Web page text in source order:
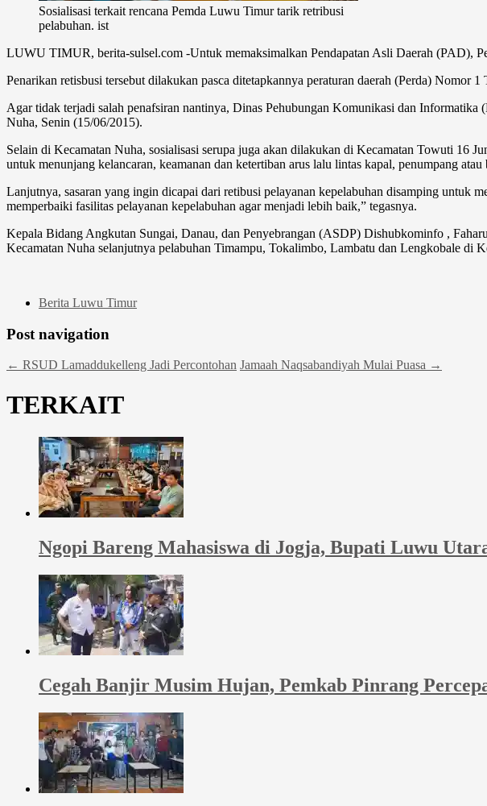
Sosialisasi terkait rencana Pemda Luwu Timur tarik retribusi
pelabuhan. ist
LUWU TIMUR, berita-sulsel.com -Untuk memaksimalkan Pendapatan Asli Daerah (PAD),
Penarikan retisbusi tersebut dilakukan pasca ditetapkannya peraturan daerah (Perda) Nomor
Agar tidak terjadi salah penafsiran nantinya, Dinas Pehubungan Komunikasi dan
Nuha, Senin (15/06/2015).
Selain di Kecamatan Nuha, sosialisasi serupa juga akan dilakukan di Kecamatan Towuti 16
untuk menunjang kelancaran, keamanan dan ketertiban arus lalu lintas kapal, penumpang
Lanjutnya, sasaran yang ingin dicapai dari retibusi pelayanan kepelabuhan disamping untuk
memperbaiki fasilitas pelayanan kepelabuhan agar menjadi lebih baik,” tegasnya.
Kepala Bidang Angkutan Sungai, Danau, dan Penyebrangan (ASDP) Dishubkominfo ,
Kecamatan Nuha selanjutnya pelabuhan Timampu, Tokalimbo, Lambatu dan Lengkobale di
Berita Luwu Timur
Post navigation
← RSUD Lamaddukelleng Jadi Percontohan Jamaah Naqsabandiyah Mulai Puasa →
TERKAIT
Ngopi Bareng Mahasiswa di Jogja, Bupati Luwu
Cegah Banjir Musim Hujan, Pemkab Pinrang